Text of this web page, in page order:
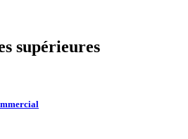
supérieures